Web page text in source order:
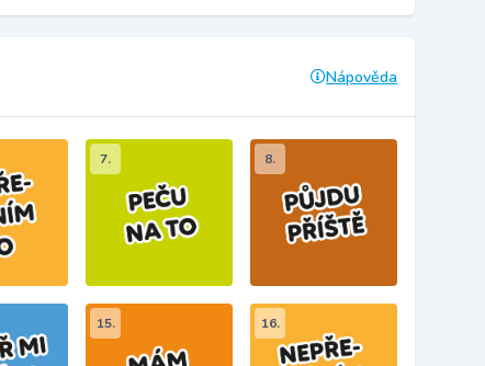
Nápověda
7. 8.
15. 16.